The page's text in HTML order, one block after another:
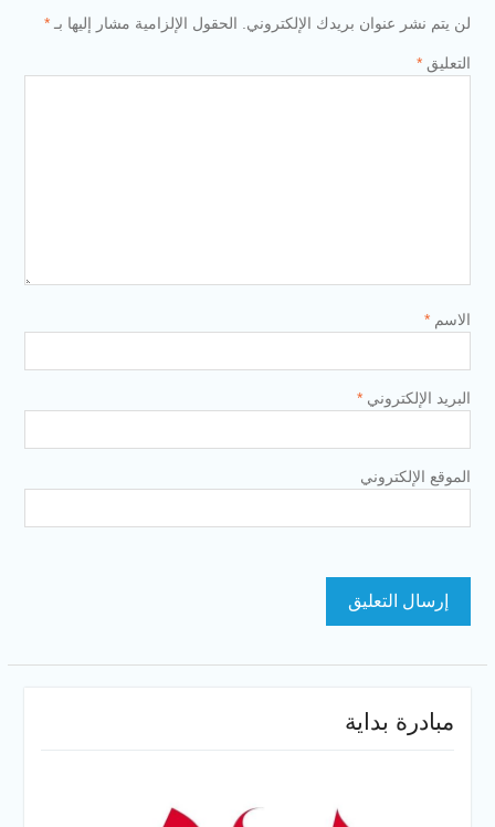
لن يتم نشر عنوان بريدك الإلكتروني. الحقول الإلزامية مشار إليها بـ *
التعليق *
الاسم *
البريد الإلكتروني *
الموقع الإلكتروني
مبادرة بداية